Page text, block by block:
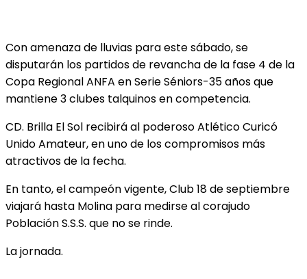
Con amenaza de lluvias para este sábado, se
disputarán los partidos de revancha de la fase 4 de la
Copa Regional ANFA en Serie Séniors-35 años que
mantiene 3 clubes talquinos en competencia.
CD. Brilla El Sol recibirá al poderoso Atlético Curicó
Unido Amateur, en uno de los compromisos más
atractivos de la fecha.
En tanto, el campeón vigente, Club 18 de septiembre
viajará hasta Molina para medirse al corajudo
Población S.S.S. que no se rinde.
La jornada.